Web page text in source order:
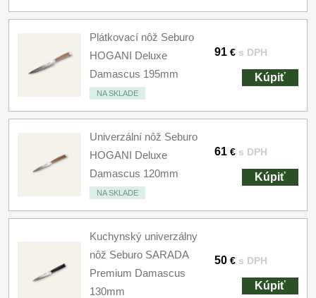
Plátkovací nôž Seburo
HOGANI Deluxe
Damascus 195mm
NA SKLADE
91 € s DPH
Kúpiť
Univerzální nôž Seburo
HOGANI Deluxe
Damascus 120mm
NA SKLADE
61 € s DPH
Kúpiť
Kuchynský univerzálny
nôž Seburo SARADA
Premium Damascus
130mm
50 € s DPH
Kúpiť